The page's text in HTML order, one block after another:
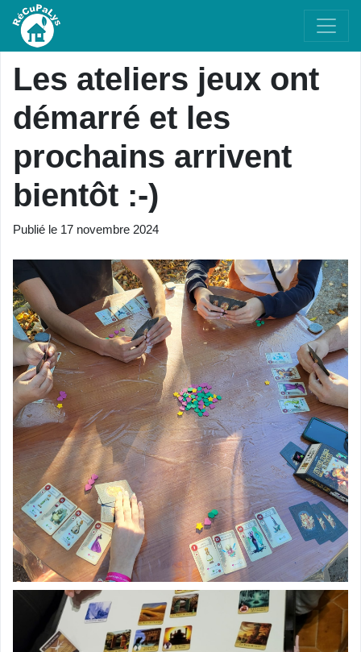
Les ateliers jeux ont
démarré et les
prochains arrivent
bientôt :-)
Publié le 17 novembre 2024